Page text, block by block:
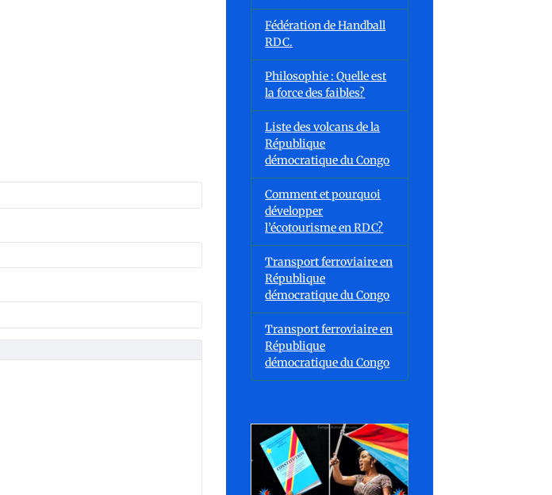
Fédération de Handball
RDC.
Philosophie : Quelle est
la force des faibles?
Liste des volcans de la
République
démocratique du Congo
Comment et pourquoi
développer
l’écotourisme en RDC?
Transport ferroviaire en
République
démocratique du Congo
Transport ferroviaire en
République
démocratique du Congo